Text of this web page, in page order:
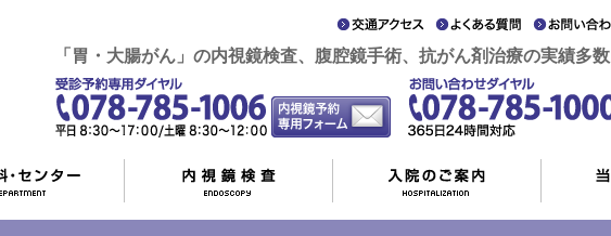
「胃・大腸がん」の内視鏡検査、腹腔鏡手術、抗がん剤治療の実績多数